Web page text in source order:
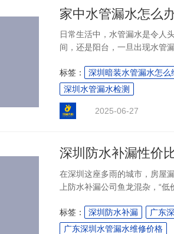
家中水管漏水怎么
日常生活中，水管漏水是令人
间，还是阳台，一旦出现水管
关知识，掌握正确的维修方法
来，我们就从漏水原因、维修
标签： 深圳暗装水管漏水怎么
深圳水管漏水检测
2025-06-27
在深圳这座多雨的城市，房屋
上防水补漏公司鱼龙混杂，“低
深圳本土性价比突出的防水补
标签： 深圳防水补漏
广东
广东深圳水管漏水维修价格